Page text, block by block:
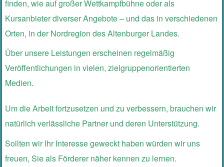
finden, wie auf großer Wettkampfbühne oder als
Kursanbieter diverser Angebote – und das in verschiedenen
Orten, in der Nordregion des Altenburger Landes.
Über unsere Leistungen erscheinen regelmäßig
Veröffentlichungen in vielen, zielgruppenorientierten
Medien.
Um die Arbeit fortzusetzen und zu verbessern, brauchen wir
natürlich verlässliche Partner und deren Unterstützung.
Sollten wir Ihr Interesse geweckt haben würden wir uns
freuen, Sie als Förderer näher kennen zu lernen.